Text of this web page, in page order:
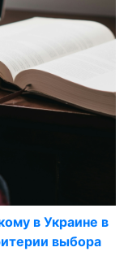
в Украине в
выбора